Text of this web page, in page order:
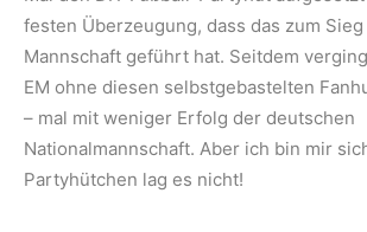
festen Überzeugung, dass das zum
Mannschaft geführt hat. Seitdem
EM ohne diesen selbstgebastelten
– mal mit weniger Erfolg der deutschen
Nationalmannschaft. Aber ich bin mir
Partyhütchen lag es nicht!